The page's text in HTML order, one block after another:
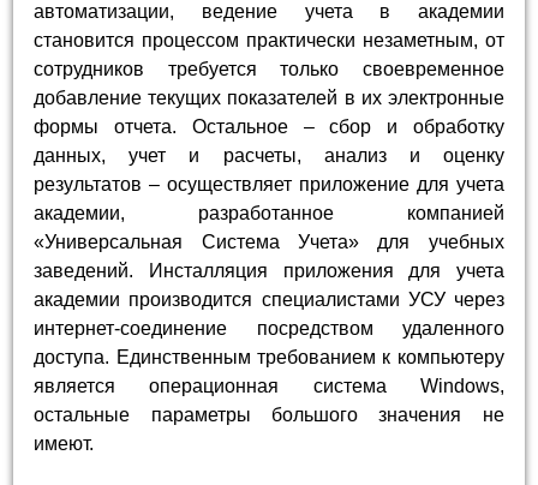
автоматизации, ведение учета в академии
становится процессом практически незаметным, от
сотрудников требуется только своевременное
добавление текущих показателей в их электронные
формы отчета. Остальное – сбор и обработку
данных, учет и расчеты, анализ и оценку
результатов – осуществляет приложение для учета
академии, разработанное компанией
«Универсальная Система Учета» для учебных
заведений. Инсталляция приложения для учета
академии производится специалистами УСУ через
интернет-соединение посредством удаленного
доступа. Единственным требованием к компьютеру
является операционная система Windows,
остальные параметры большого значения не
имеют.